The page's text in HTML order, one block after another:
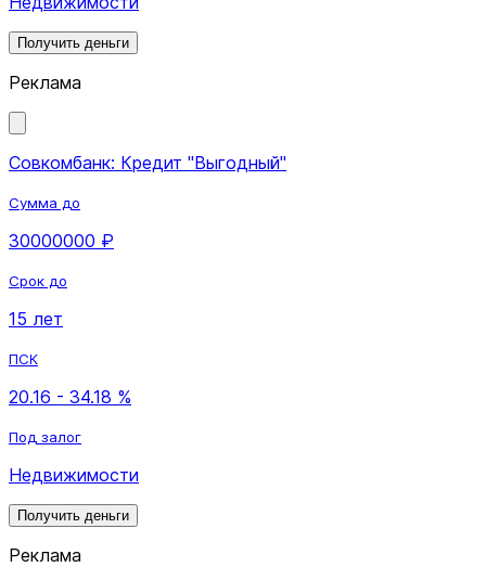
Получить деньги
Реклама
Совкомбанк: Кредит "Выгодный"
Сумма до
30000000 ₽
Срок до
15 лет
ПСК
20.16 - 34.18 %
Под залог
Недвижимости
Получить деньги
Реклама